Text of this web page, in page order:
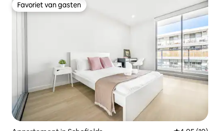
Favoriet van gasten
Favoriet van gasten